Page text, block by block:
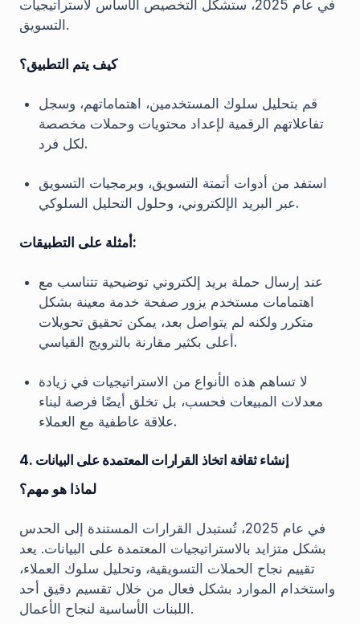
في عام 2025، ستشكل التخصيص الأساس لاستراتيجيات
التسويق.
كيف يتم التطبيق؟
قم بتحليل سلوك المستخدمين، اهتماماتهم، وسجل
تفاعلاتهم الرقمية لإعداد محتويات وحملات مخصصة
لكل فرد.
استفد من أدوات أتمتة التسويق، وبرمجيات التسويق
عبر البريد الإلكتروني، وحلول التحليل السلوكي.
أمثلة على التطبيقات:
عند إرسال حملة بريد إلكتروني توضيحية تتناسب مع
اهتمامات مستخدم يزور صفحة خدمة معينة بشكل
متكرر ولكنه لم يتواصل بعد، يمكن تحقيق تحويلات
أعلى بكثير مقارنة بالترويج القياسي.
لا تساهم هذه الأنواع من الاستراتيجيات في زيادة
معدلات المبيعات فحسب، بل تخلق أيضًا فرصة لبناء
علاقة عاطفية مع العملاء.
4. إنشاء ثقافة اتخاذ القرارات المعتمدة على البيانات
لماذا هو مهم؟
في عام 2025، تُستبدل القرارات المستندة إلى الحدس
بشكل متزايد بالاستراتيجيات المعتمدة على البيانات. يعد
تقييم نجاح الحملات التسويقية، وتحليل سلوك العملاء،
واستخدام الموارد بشكل فعال من خلال تقسيم دقيق أحد
اللبنات الأساسية لنجاح الأعمال.